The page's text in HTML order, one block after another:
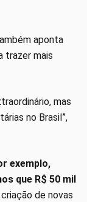
aponta
trazer mais
mas
no Brasil”,
exemplo,
que R$ 50 mil
de novas